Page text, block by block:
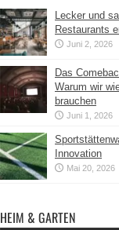
Lecker und
Restaurants
Juni 2, 2026
Das
Warum wir
brauchen
Juni 1, 2026
Innovation
Mai 20, 2026
HEIM & GARTEN